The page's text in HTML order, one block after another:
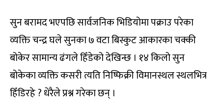
सुन बरामद भएपछि सार्वजनिक भिडियोमा पक्राउ परेका
व्यक्ति चन्द्र घले सुनका ७ वटा बिस्कुट आकारका चक्की
बोकेर सामान्य ढंगले हिँडेको देखिन्छ । १४ किलो सुन
बोकेका व्यक्ति कसरी त्यति निष्फिक्री विमानस्थल स्थलभित्र
हिँडिरहे ? धेरैले प्रश्न गरेका छन् ।